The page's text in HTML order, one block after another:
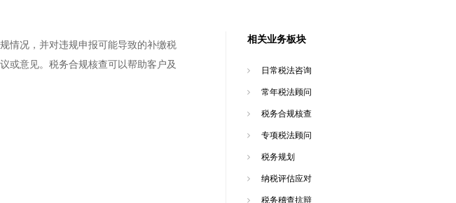
情况，并对违规申报可能导致的补缴税
或意见。税务合规核查可以帮助客户及
相关业务板块
日常税法咨询
常年税法顾问
税务合规核查
专项税法顾问
税务规划
纳税评估应对
税务稽查抗辩